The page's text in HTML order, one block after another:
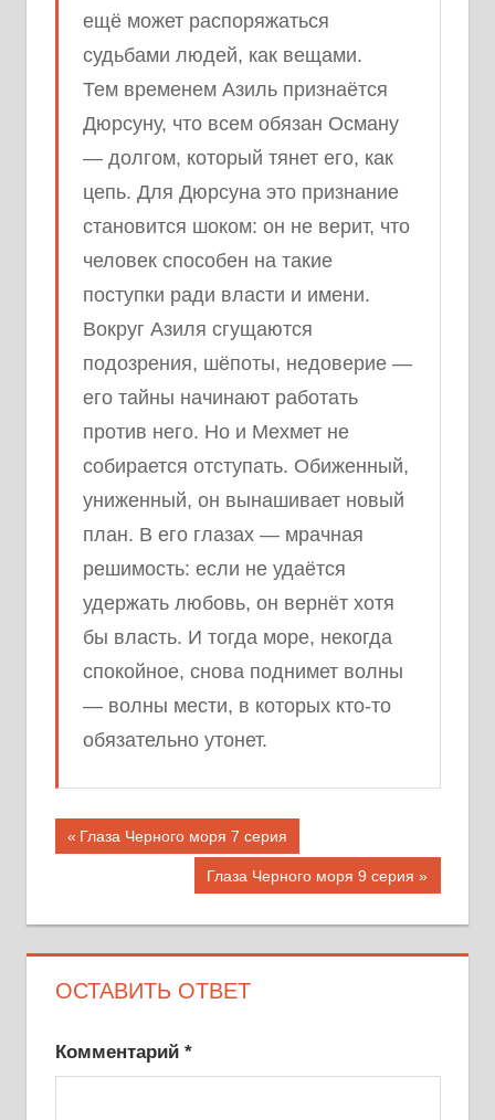
ещё может распоряжаться
судьбами людей, как вещами.
Тем временем Азиль признаётся
Дюрсуну, что всем обязан Осману
— долгом, который тянет его, как
цепь. Для Дюрсуна это признание
становится шоком: он не верит, что
человек способен на такие
поступки ради власти и имени.
Вокруг Азиля сгущаются
подозрения, шёпоты, недоверие —
его тайны начинают работать
против него. Но и Мехмет не
собирается отступать. Обиженный,
униженный, он вынашивает новый
план. В его глазах — мрачная
решимость: если не удаётся
удержать любовь, он вернёт хотя
бы власть. И тогда море, некогда
спокойное, снова поднимет волны
— волны мести, в которых кто-то
обязательно утонет.
Навигация
записям
Предыдущая
Глаза Черного моря 7 серия
Следующая
Глаза Черного моря 9 серия
ОСТАВИТЬ ОТВЕТ
Комментарий *